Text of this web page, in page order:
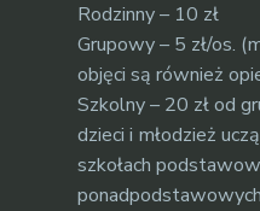
Rodzinny – 10 zł
Grupowy – 5 zł/os.
objęci są również
Szkolny – 20 zł od
dzieci i młodzież
szkołach